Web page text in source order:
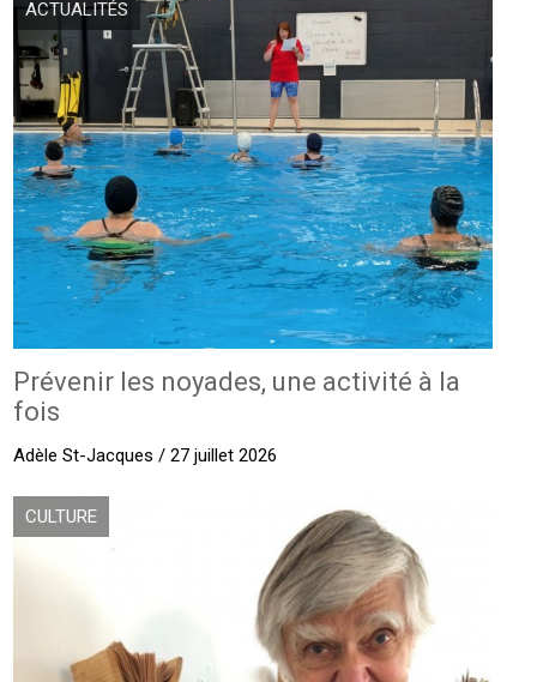
ACTUALITÉS
Prévenir les noyades, une activité à la
fois
Adèle St-Jacques / 27 juillet 2026
CULTURE